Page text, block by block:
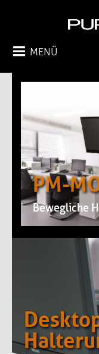
MENÜ
PM-
Bewegliche